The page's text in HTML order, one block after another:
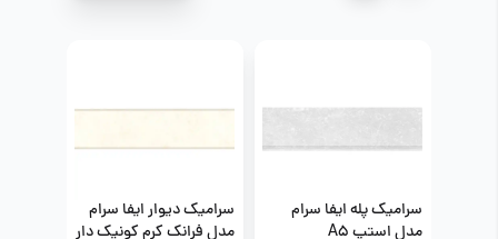
سرامیک پله ایفا سرام
مدل استپ A5
سرامیک دیوار ایفا سرام
مدل فرانک کرم کونیک دار